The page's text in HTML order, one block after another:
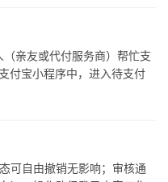
亲友或代付服务商）帮忙支
付宝小程序中，进入待支付
可自由撤销无影响；审核通